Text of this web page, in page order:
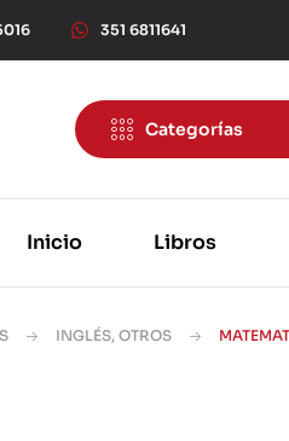
351 6811641
Categorías
Inicio Libros
INGLÉS, OTROS